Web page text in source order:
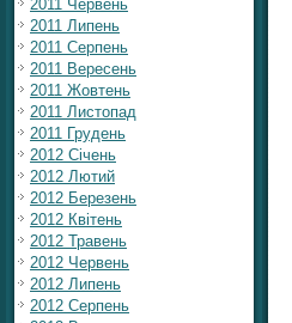
2011 Червень
2011 Липень
2011 Серпень
2011 Вересень
2011 Жовтень
2011 Листопад
2011 Грудень
2012 Січень
2012 Лютий
2012 Березень
2012 Квітень
2012 Травень
2012 Червень
2012 Липень
2012 Серпень